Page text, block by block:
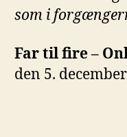
som i
Far til fire –
den 5.